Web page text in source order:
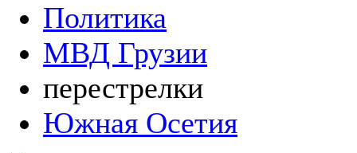
Политика
МВД Грузии
перестрелки
Южная Осетия